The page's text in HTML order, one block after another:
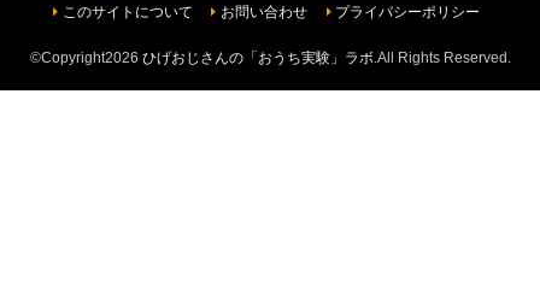
このサイトについて
お問い合わせ プライバシーポリシー
©Copyright2026 ひげおじさんの「おうち実験」ラボ .All Rights Reserved.